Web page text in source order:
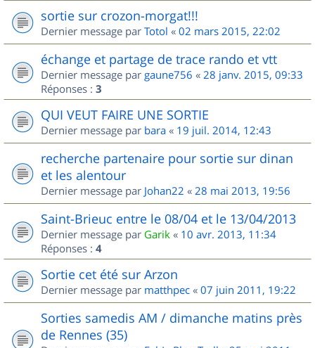
sortie sur crozon-morgat!!!
Dernier message par Totol « 02 mars 2015, 22:02
échange et partage de trace rando et vtt
Dernier message par gaune756 « 28 janv. 2015, 09:33
Réponses : 3
QUI VEUT FAIRE UNE SORTIE
Dernier message par bara « 19 juil. 2014, 12:43
recherche partenaire pour sortie sur dinan
et les alentour
Dernier message par Johan22 « 28 mai 2013, 19:56
Saint-Brieuc entre le 08/04 et le 13/04/2013
Dernier message par Garik « 10 avr. 2013, 11:34
Réponses : 4
Sortie cet été sur Arzon
Dernier message par matthpec « 07 juin 2011, 19:22
Sorties samedis AM / dimanche matins près
de Rennes (35)